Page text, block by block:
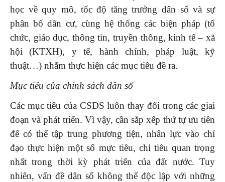
học về quy mô, tốc độ tăng trưởng dân số và sự
phân bố dân cư, cùng hệ thống các biện pháp (tổ
chức, giáo dục, thông tin, truyền thông, kinh tế – xã
hội (KTXH), y tế, hành chính, pháp luật, kỹ
thuật…) nhằm thực hiện các mục tiêu đề ra.
Mục tiêu của chính sách dân số
Các mục tiêu của CSDS luôn thay đổi trong các giai
đoạn và phát triển. Vì vậy, cần sắp xếp thứ tự ưu tiên
để có thể tập trung phương tiện, nhân lực vào chỉ
đạo thực hiện một số mực tiêu, chỉ tiêu quan trọng
nhất trong thời kỳ phát triển của đất nước. Tuy
nhiên, vấn đề dân số không thể độc lập với những